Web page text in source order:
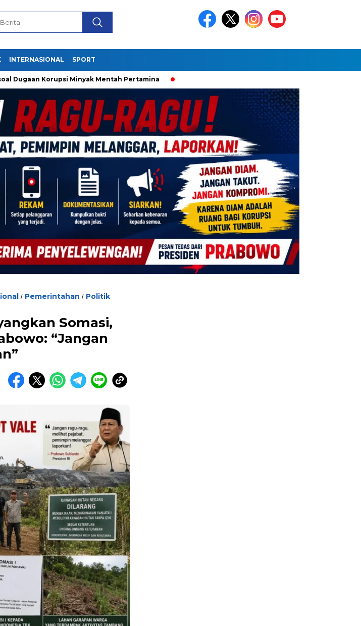
INTERNASIONAL SPORT
Mentah Pertamina Ahok Dorong Jaksa Periksa Erick Thohir dan Jokowi soal Dugaan Korupsi
/ Pemerintahan / Politik
Somasi,
“Jangan